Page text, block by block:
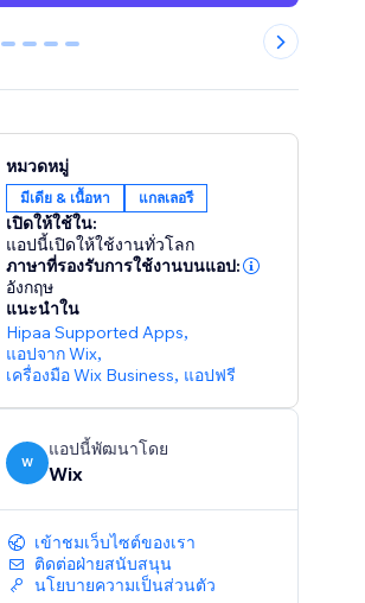
2 3 4 5
หมวดหมู่
มีเดีย & เนื้อหา แกลเลอรี
เปิดให้ใช้ใน:
แอปนี้เปิดให้ใช้งานทั่วโลก
ภาษาที่รองรับการใช้งานบนแอป:
อังกฤษ
แนะนำใน
Hipaa Supported Apps,
แอปจาก Wix,
เครื่องมือ Wix Business, แอปฟรี
W
แอปนี้พัฒนาโดย
Wix
เข้าชมเว็บไซต์ของเรา
ติดต่อฝ่ายสนับสนุน
นโยบายความเป็นส่วนตัว